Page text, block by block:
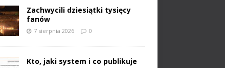
Zachwycili dziesiątki tysięcy
fanów
7 sierpnia 2026 0
Kto, jaki system i co publikuje